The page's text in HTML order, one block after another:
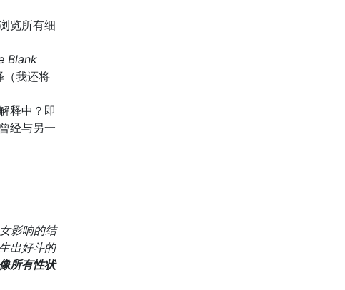
览所有细
Blank
（我还将
释中？即
经与另一
影响的结
出好斗的
所有性状